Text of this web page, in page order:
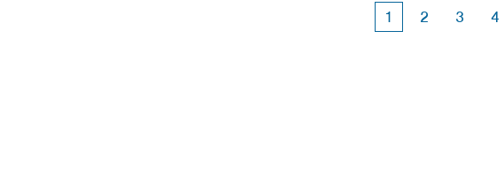
día’ y nos emocionamos mucho por
1 2 3 4